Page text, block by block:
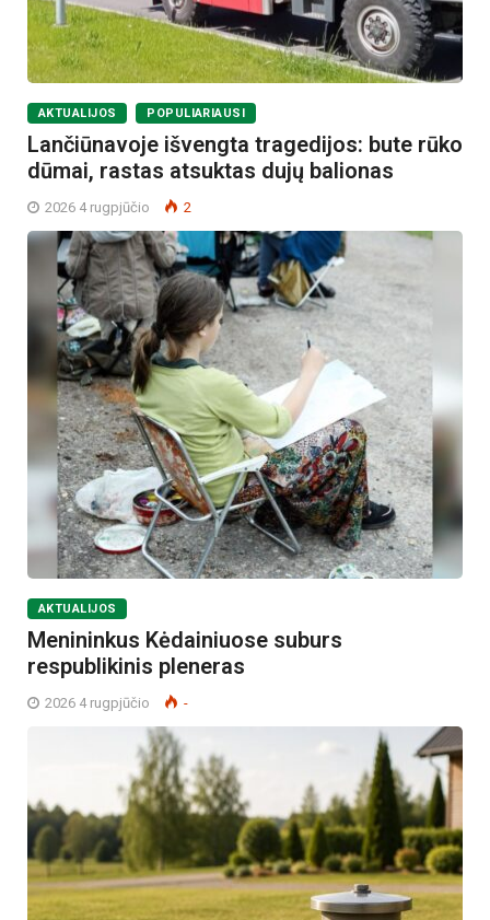
AKTUALIJOS POPULIARIAUSI
Lančiūnavoje išvengta tragedijos: bute rūko
dūmai, rastas atsuktas dujų balionas
2026 4 rugpjūčio 2
AKTUALIJOS
Menininkus Kėdainiuose suburs
respublikinis pleneras
2026 4 rugpjūčio -